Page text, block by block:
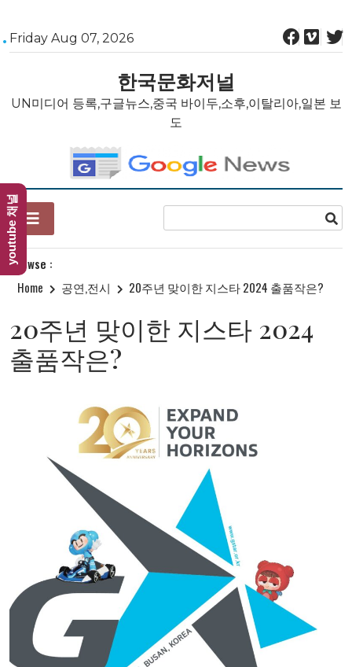
Skip
to
Friday Aug 07, 2026
한국문화저널
UN미디어 등록,구글뉴스,중국 바이두,소후,이탈리아,일본 보
도
Browse :
Home
공연,전시 20주년 맞이한 지스타 2024 출품작은?
20주년 맞이한 지스타 2024
출품작은?
youtube 채널